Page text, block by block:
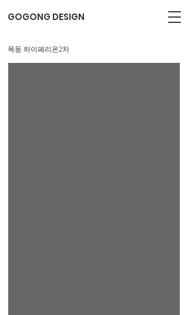
GOGONG DESIGN
목동 하이페리온2차